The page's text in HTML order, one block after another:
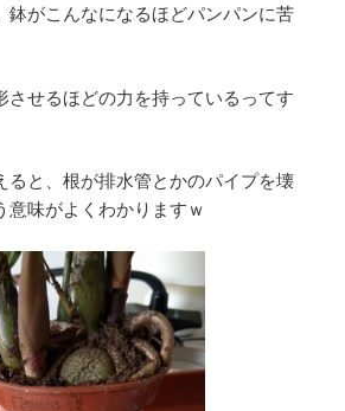
鉢がこんなになるほどパンパンに苦
させるほどの力を持っているってす
ると、根が排水管とかのパイプを壊
意味がよくわかりますｗ